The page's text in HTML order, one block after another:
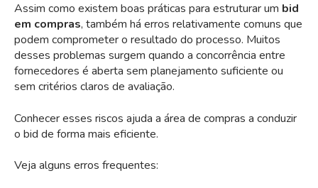
Assim como existem boas práticas para estruturar um bid
em compras, também há erros relativamente comuns que
podem comprometer o resultado do processo. Muitos
desses problemas surgem quando a concorrência entre
fornecedores é aberta sem planejamento suficiente ou
sem critérios claros de avaliação.
Conhecer esses riscos ajuda a área de compras a conduzir
o bid de forma mais eficiente.
Veja alguns erros frequentes: